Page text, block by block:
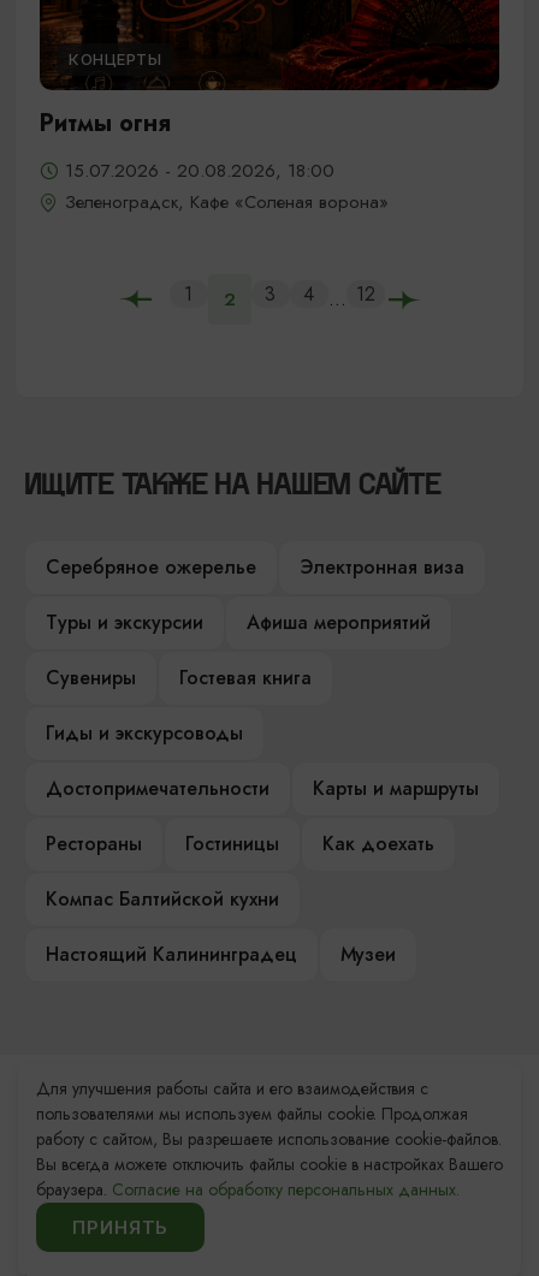
КОНЦЕРТЫ
Ритмы огня
15.07.2026 - 20.08.2026, 18:00
Зеленоградск, Кафе «Соленая ворона»
1 2 3 4 ... 12
ИЩИТЕ ТАКЖЕ НА НАШЕМ САЙТЕ
Серебряное ожерелье
Электронная виза
Туры и экскурсии
Афиша мероприятий
Сувениры
Гостевая книга
Гиды и экскурсоводы
Достопримечательности
Карты и маршруты
Рестораны
Гостиницы
Как доехать
Компас Балтийской кухни
Настоящий Калининградец
Музеи
Контакты Туристского
информационного центра
+7 (4012) 555-200
8 (800) 200-55-39
Для улучшения работы сайта и его взаимодействия с
пользователями мы используем файлы cookie. Продолжая
работу с сайтом, Вы разрешаете использование cookie-файлов.
Вы всегда можете отключить файлы cookie в настройках Вашего
браузера. Согласие на обработку персональных данных.
ПРИНЯТЬ